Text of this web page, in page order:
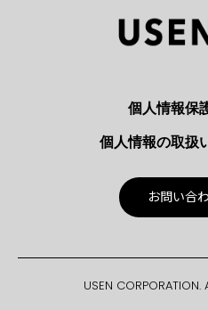
個人情報保
個人情報の取扱
お問い合
USEN